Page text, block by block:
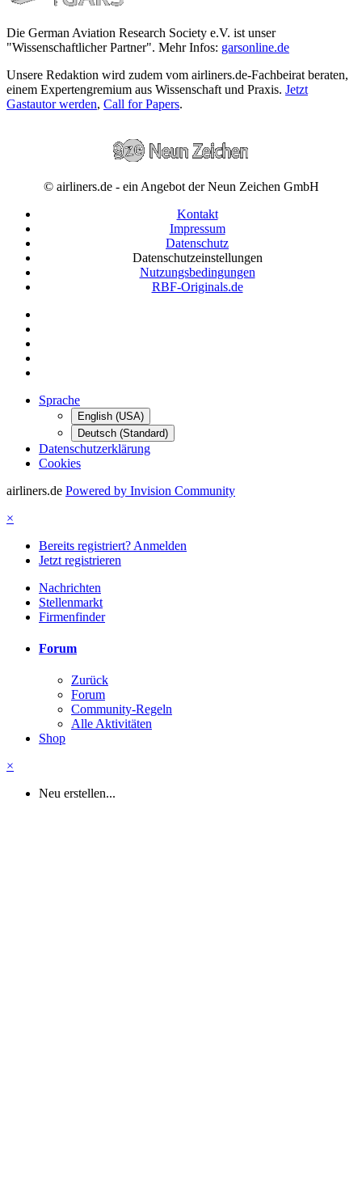
Die German Aviation Research Society e.V. ist unser
"Wissenschaftlicher Partner". Mehr Infos: garsonline.de
Unsere Redaktion wird zudem vom airliners.de-Fachbeirat beraten,
einem Expertengremium aus Wissenschaft und Praxis. Jetzt
Gastautor werden, Call for Papers.
© airliners.de - ein Angebot der Neun Zeichen GmbH
Kontakt
Impressum
Datenschutz
Datenschutzeinstellungen
Nutzungsbedingungen
RBF-Originals.de
Sprache
English (USA)
Deutsch (Standard)
Datenschutzerklärung
Cookies
airliners.de Powered by Invision Community
×
Bereits registriert? Anmelden
Jetzt registrieren
Nachrichten
Stellenmarkt
Firmenfinder
Forum
Zurück
Forum
Community-Regeln
Alle Aktivitäten
Shop
×
Neu erstellen...